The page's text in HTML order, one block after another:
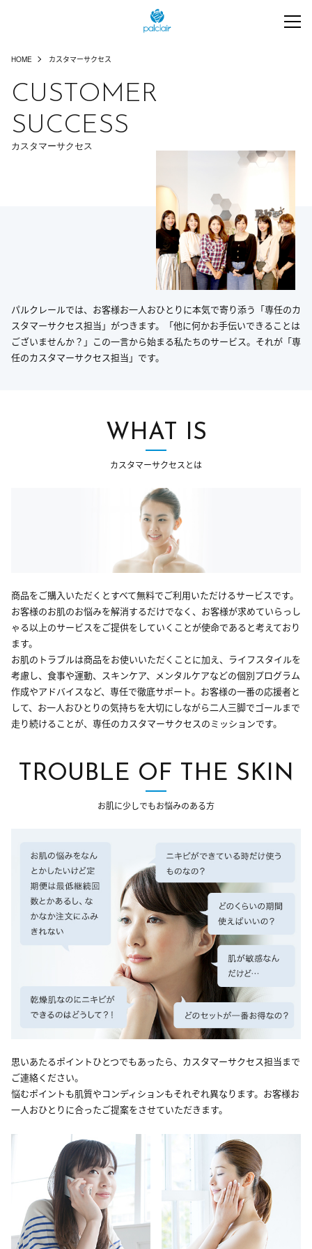
HOME カスタマーサクセス
CUSTOMER
SUCCESS
カスタマーサクセス
パルクレールでは、お客様お一人おひとりに本気で寄り添う「専任のカ
スタマーサクセス担当」がつきます。「他に何かお手伝いできることは
ございませんか？」この一言から始まる私たちのサービス。それが「専
任のカスタマーサクセス担当」です。
WHAT IS
カスタマーサクセスとは
商品をご購入いただくとすべて無料でご利用いただけるサービスです。
お客様のお肌のお悩みを解消するだけでなく、お客様が求めていらっし
ゃる以上のサービスをご提供をしていくことが使命であると考えており
ます。
お肌のトラブルは商品をお使いいただくことに加え、ライフスタイルを
考慮し、食事や運動、スキンケア、メンタルケアなどの個別プログラム
作成やアドバイスなど、専任で徹底サポート。お客様の一番の応援者と
して、お一人おひとりの気持ちを大切にしながら二人三脚でゴールまで
走り続けることが、専任のカスタマーサクセスのミッションです。
TROUBLE OF THE SKIN
お肌に少しでもお悩みのある方
思いあたるポイントひとつでもあったら、カスタマーサクセス担当まで
ご連絡ください。
悩むポイントも肌質やコンディションもそれぞれ異なります。お客様お
一人おひとりに合ったご提案をさせていただきます。